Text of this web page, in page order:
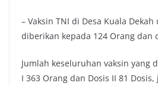
– Vaksin TNI di Desa Kuala Dekah
diberikan kepada 124 Orang dan
Jumlah keseluruhan vaksin yang
I 363 Orang dan Dosis II 81